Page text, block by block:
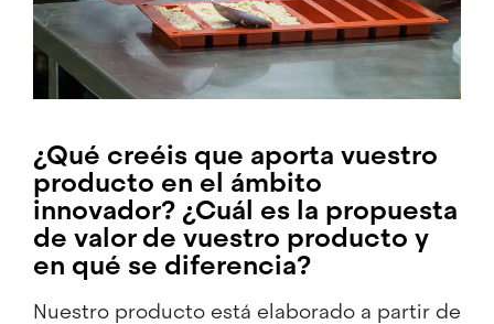
¿Qué creéis que aporta vuestro
producto en el ámbito
innovador? ¿Cuál es la propuesta
de valor de vuestro producto y
en qué se diferencia?
Nuestro producto está elaborado a partir de